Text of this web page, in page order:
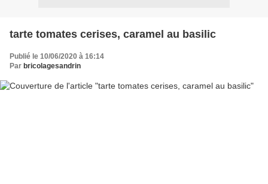
tarte tomates cerises, caramel au basilic
Publié le 10/06/2020 à 16:14
Par bricolagesandrin